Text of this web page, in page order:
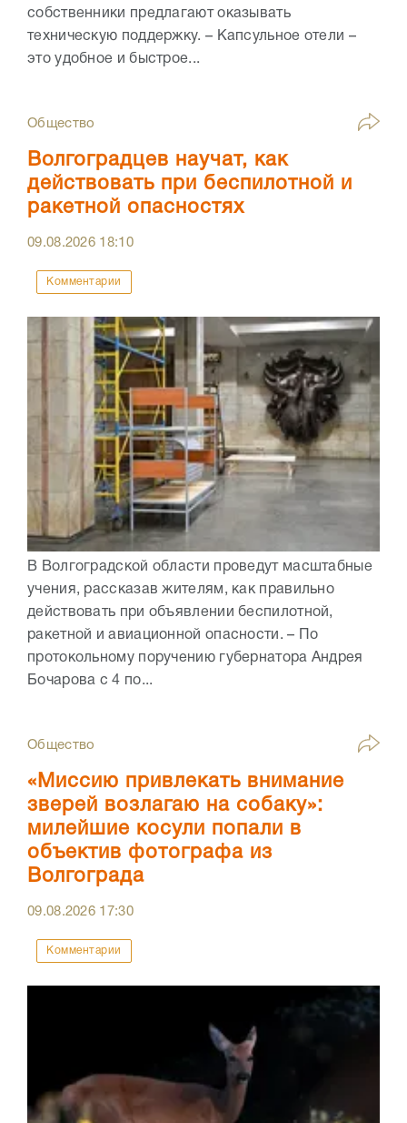
собственники предлагают оказывать
техническую поддержку. – Капсульное отели –
это удобное и быстрое...
Общество
Волгоградцев научат, как
действовать при беспилотной и
ракетной опасностях
09.08.2026 18:10
Комментарии
В Волгоградской области проведут масштабные
учения, рассказав жителям, как правильно
действовать при объявлении беспилотной,
ракетной и авиационной опасности. – По
протокольному поручению губернатора Андрея
Бочарова с 4 по...
Общество
«Миссию привлекать внимание
зверей возлагаю на собаку»:
милейшие косули попали в
объектив фотографа из
Волгограда
09.08.2026 17:30
Комментарии